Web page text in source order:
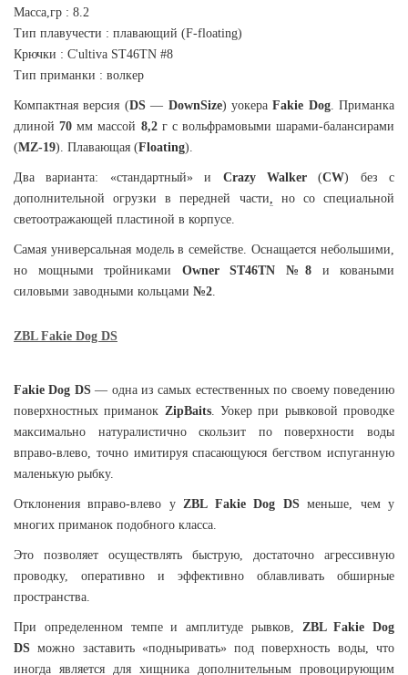
Масса,гр : 8.2
Тип плавучести : плавающий (F-floating)
Крючки : C'ultiva ST46TN #8
Тип приманки : волкер
Компактная версия (DS — DownSize) уокера Fakie Dog. Приманка
длиной 70 мм массой 8,2 г с вольфрамовыми шарами-балансирами
(MZ-19). Плавающая (Floating).
Два варианта: «стандартный» и Crazy Walker (CW) без с
дополнительной огрузки в передней части
но со специальной
светоотражающей пластиной в корпусе.
Самая универсальная модель в семействе. Оснащается небольшими,
но мощными тройниками
Owner ST46TN №8
и коваными
силовыми заводными кольцами №2
ZBL Fakie Dog DS
Fakie Dog DS — одна из самых естественных по своему поведению
поверхностных приманок ZipBaits. Уокер при рывковой проводке
максимально натуралистично скользит по поверхности воды
вправо-влево, точно имитируя спасающуюся бегством испуганную
маленькую рыбку.
Отклонения вправо-влево у ZBL Fakie Dog DS меньше, чем у
многих приманок подобного класса.
Это позволяет осуществлять быструю, достаточно агрессивную
проводку, оперативно и эффективно облавливать обширные
пространства.
При определенном темпе и амплитуде рывков,
ZBL Fakie Dog
DS можно заставить «подныривать» под поверхность воды, что
иногда является для хищника дополнительным провоцирующим